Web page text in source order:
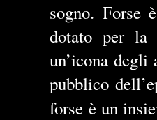
sogno.
dotato per la
un’icona
pubblico
forse è un